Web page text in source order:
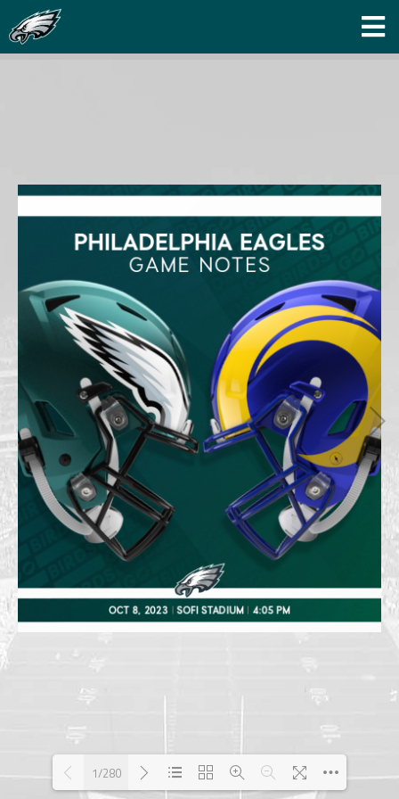
1/280